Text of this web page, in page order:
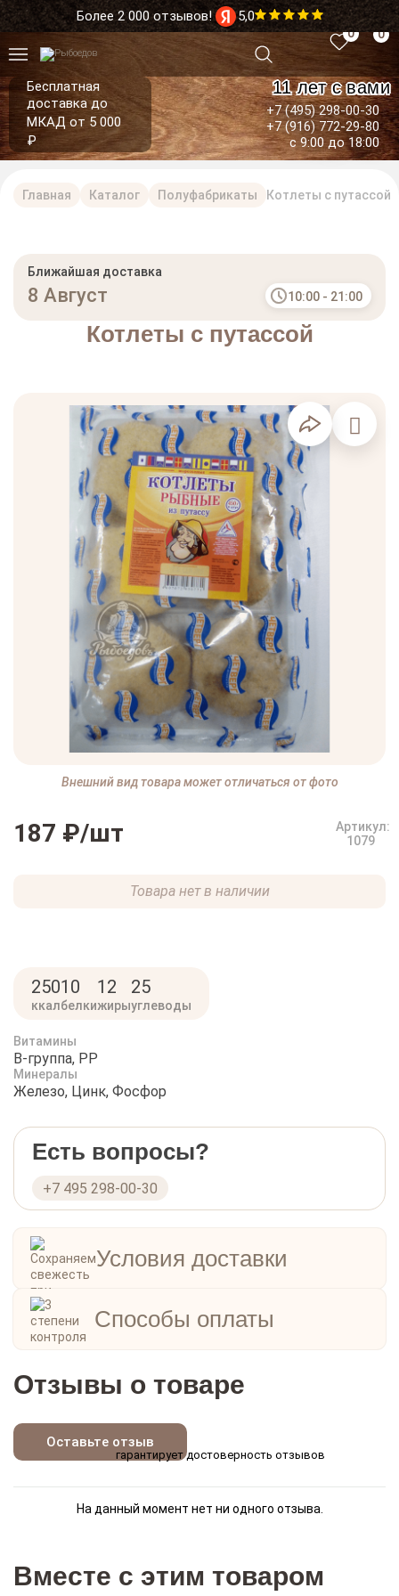
Более 2 000 отзывов! 5,0
Бесплатная
доставка до
МКАД от 5 000
₽
11 лет с вами
+7 (495) 298-00-30
+7 (916) 772-29-80
с 9:00 до 18:00
0 0
Главная Каталог Полуфабрикаты Котлеты с путассой
Котлеты с путассой
Ближайшая доставка
8 Август 10:00 - 21:00
Внешний вид товара может отличаться от фото
187 ₽/шт
Артикул:
1079
Товара нет в наличии
250
ккал
10
белки
12
жиры
25
углеводы
Витамины
B-группа, PP
Минералы
Железо, Цинк, Фосфор
Есть вопросы?
+7 495 298-00-30
Условия доставки
Способы оплаты
Отзывы о товаре
Оставьте отзыв
гарантирует достоверность отзывов
На данный момент нет ни одного отзыва.
Вместе с этим товаром